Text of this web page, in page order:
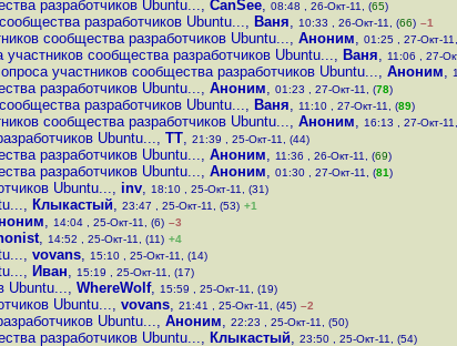
разработчиков Ubuntu..., CanSee, 08:48 , 26-Окт-11, (65)
разработчиков Ubuntu..., Ваня, 10:33 , 26-Окт-11, (66) –1
сообщества разработчиков Ubuntu..., Аноним, 01:25 , 27-Окт-
участников сообщества разработчиков Ubuntu..., Ваня, 11:06 , 27-
участников сообщества разработчиков Ubuntu..., Аноним,
разработчиков Ubuntu..., Аноним, 01:23 , 27-Окт-11, (78)
разработчиков Ubuntu..., Ваня, 11:10 , 27-Окт-11, (89)
сообщества разработчиков Ubuntu..., Аноним, 16:13 , 27-Окт-
Ubuntu..., ТТ, 21:39 , 25-Окт-11, (44)
разработчиков Ubuntu..., Аноним, 11:36 , 26-Окт-11, (69)
разработчиков Ubuntu..., Аноним, 01:30 , 27-Окт-11, (81)
Ubuntu..., inv, 18:10 , 25-Окт-11, (31)
, Клыкастый, 23:47 , 25-Окт-11, (53) +1
, 14:04 , 25-Окт-11, (6) –3
, 14:52 , 25-Окт-11, (11) +4
, vovans, 15:10 , 25-Окт-11, (14)
, Иван, 15:19 , 25-Окт-11, (17)
Ubuntu..., WhereWolf, 15:59 , 25-Окт-11, (19)
Ubuntu..., vovans, 21:41 , 25-Окт-11, (45) –2
Ubuntu..., Аноним, 22:23 , 25-Окт-11, (50)
разработчиков Ubuntu..., Клыкастый, 23:50 , 25-Окт-11, (54)